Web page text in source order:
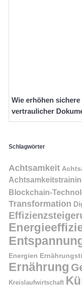
Wie erhöhen
vertraulicher
Schlagwörter
Achtsamkeit
Blockchain-
Transformation
Energien
Ernährung
Kreislaufwirtschaft